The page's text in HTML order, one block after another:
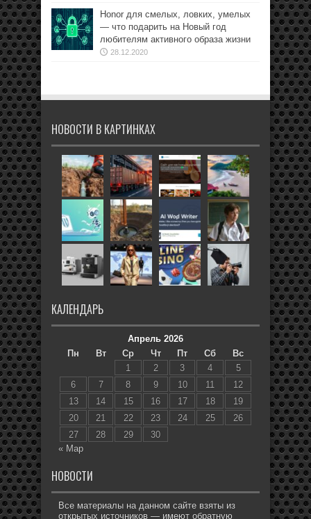
Honor для смелых, ловких, умелых
— что подарить на Новый год
любителям активного образа жизни
28.12.2020
НОВОСТИ В КАРТИНКАХ
КАЛЕНДАРЬ
Апрель 2026
Пн
Вт Ср Чт Пт Сб
Вс
1
2 3 4
5
6
7 8 9 10 11
12
13
14 15 16 17 18
19
20
21 22 23 24 25
26
27
28 29
30
« Мар
НОВОСТИ
Все материалы на данном сайте взяты из
открытых источников — имеют обратную